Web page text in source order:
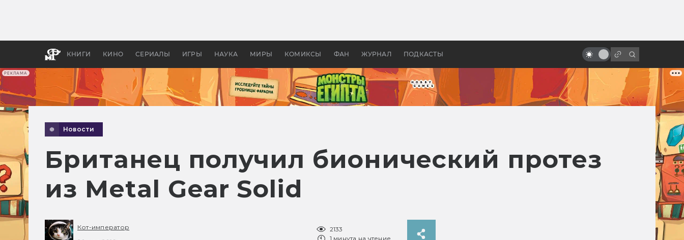
РЕКЛАМА
КНИГИ КИНО СЕРИАЛЫ ИГРЫ НАУКА МИРЫ КОМИКСЫ ФАН ЖУРНАЛ ПОДКАСТЫ
апокалипсис, в России —
бы «Властелина колец»
со сценариями
Новости
Британец получил бионический протез
из Metal Gear Solid
Кот-император
2133
1 минута на чтение